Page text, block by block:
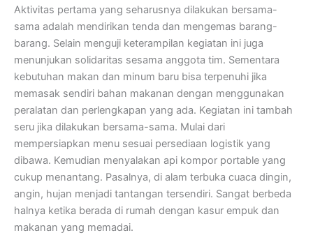
Aktivitas pertama yang seharusnya dilakukan bersama-
sama adalah mendirikan tenda dan mengemas barang-
barang. Selain menguji keterampilan kegiatan ini juga
menunjukan solidaritas sesama anggota tim. Sementara
kebutuhan makan dan minum baru bisa terpenuhi jika
memasak sendiri bahan makanan dengan menggunakan
peralatan dan perlengkapan yang ada. Kegiatan ini tambah
seru jika dilakukan bersama-sama. Mulai dari
mempersiapkan menu sesuai persediaan logistik yang
dibawa. Kemudian menyalakan api kompor portable yang
cukup menantang. Pasalnya, di alam terbuka cuaca dingin,
angin, hujan menjadi tantangan tersendiri. Sangat berbeda
halnya ketika berada di rumah dengan kasur empuk dan
makanan yang memadai.